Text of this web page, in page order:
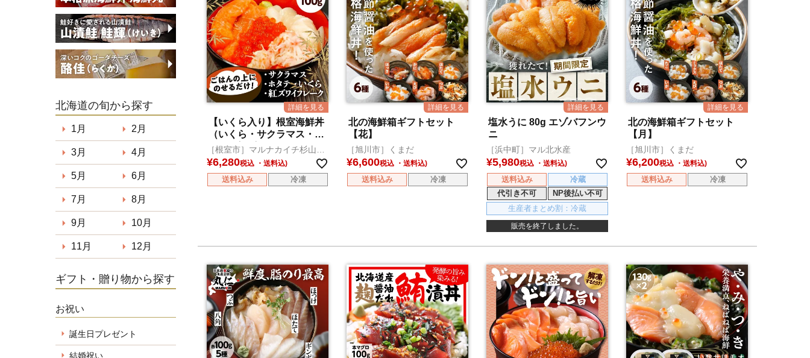
北海道の旬から探す
1月 2月
3月 4月
5月 6月
7月 8月
9月 10月
11月 12月
ギフト・贈り物から探す
お祝い
誕生日プレゼント
結婚祝い
【いくら入り】根室海鮮丼
（いくら・サクラマス・ホ
タテ・紅ズワイフレーク）
［根室市］マルナカイチ杉山水
産
¥6,280税込
送料込み 冷凍
北の海鮮箱ギフトセット
【花】
［旭川市］くまだ
¥6,600税込
送料込み 冷凍
塩水うに 80g エゾバフンウ
ニ
［浜中町］マル北水産
¥5,980税込
送料込み
冷蔵
代引き不可
NP後払い不可
生産者まとめ割：冷蔵
販売を終了しました。
北の海鮮箱ギフトセット
【月】
［旭川市］くまだ
¥6,200税込
送料込み 冷凍